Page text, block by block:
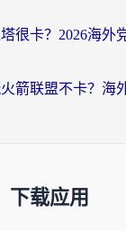
下载应用